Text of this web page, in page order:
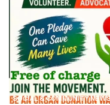
SOCIAL & COMMUNITY